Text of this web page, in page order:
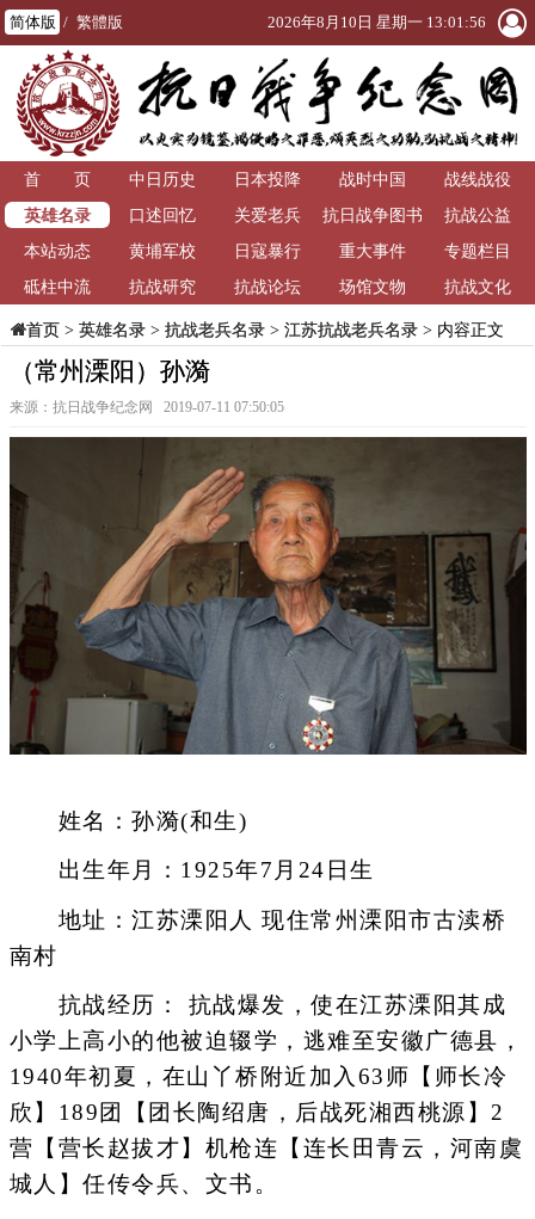
简体版 / 繁體版 2026年8月10日 星期一 13:01:57
首 页 中日历史 日本投降 战时中国
战线战役
英雄名录
口述回忆 关爱老兵
抗日战争图书
馆
抗战公益
本站动态
黄埔军校 日寇暴行 重大事件
专题栏目
砥柱中流
抗战研究 抗战论坛 场馆文物 抗战文化
首页> 英雄名录> 抗战老兵名录> 江苏抗战老兵名录> 内容正文
（常州溧阳）孙漪
来源：抗日战争纪念网 2019-07-11 07:50:05
姓名：孙漪(和生)
出生年月：1925年7月24日生
地址：江苏溧阳人 现住常州溧阳市古渎桥
南村
抗战经历： 抗战爆发，使在江苏溧阳其成
小学上高小的他被迫辍学，逃难至安徽广德县，
1940年初夏，在山丫桥附近加入63师【师长冷
欣】189团【团长陶绍唐，后战死湘西桃源】2
营【营长赵拔才】机枪连【连长田青云，河南虞
城人】任传令兵、文书。